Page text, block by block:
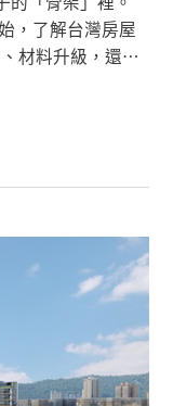
，了解台灣房屋
材料升級，還有